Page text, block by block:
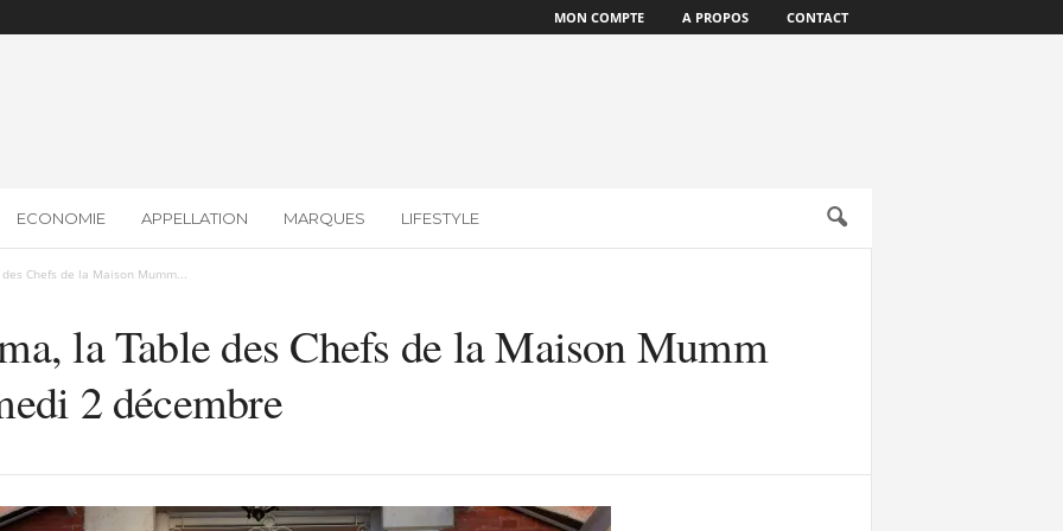
MON COMPTE A PROPOS CONTACT
ECONOMIE APPELLATION MARQUES LIFESTYLE
Chefs de la Maison Mumm...
la Table des Chefs de la Maison Mumm
2 décembre